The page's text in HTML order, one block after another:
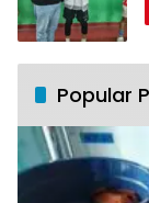
Popular